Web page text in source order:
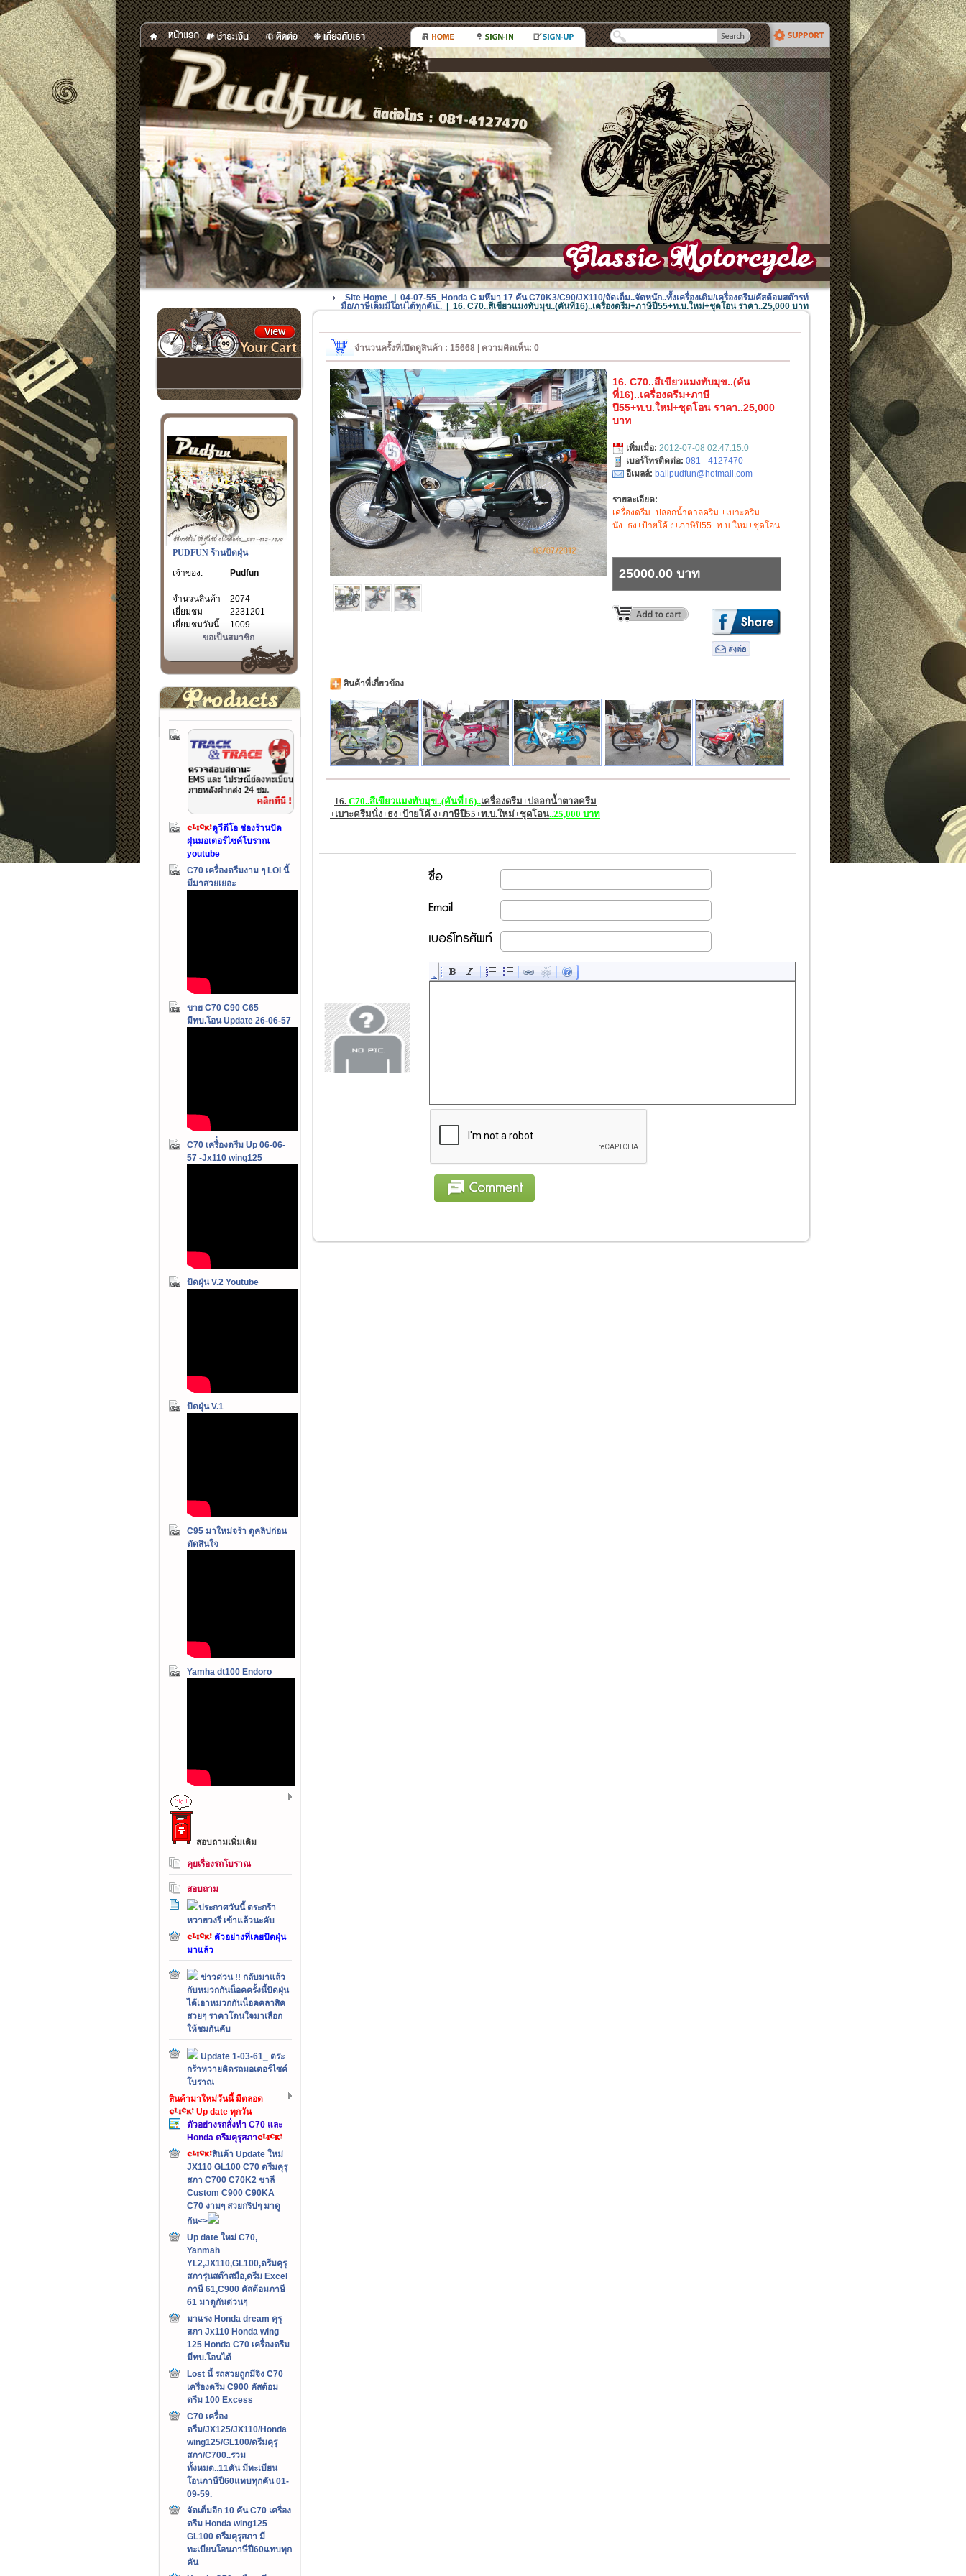
PUDFUN ร้านปัดฝุ่น
เจ้าของ:
Pudfun
จำนวนสินค้า
2074
เยี่ยมชม
2231201
เยี่ยมชมวันนี้
1009
ขอเป็นสมาชิก
ดูวีดีโอ ช่องร้านปัด
ฝุ่นมอเตอร์ไซค์โบราณ
youtube
C70 เครื่องดรีมงาม ๆ LOI นี้
มีมาสวยเยอะ
ขาย C70 C90 C65
มีทบ.โอน Update 26-06-57
C70 เครื่่องดรีม Up 06-06-
57 -Jx110 wing125
ปัดฝุ่น V.2 Youtube
ปัดฝุ่น V.1
C95 มาใหม่จร้า ดูคลิปก่อน
ตัดสินใจ
Yamha dt100 Endoro
สอบถามเพิ่มเติม
คุยเรื่องรถโบราณ
สอบถาม
ประกาศวันนี้ ตระกร้า
หวายวงรี เข้าแล้วนะคับ
ตัวอย่างที่เคยปัดฝุ่น
มาแล้ว
ข่าวด่วน !! กลับมาแล้ว
กับหมวกกันน็อคครั้งนี้ปัดฝุ่น
ได้เอาหมวกกันน็อคคลาสิค
สวยๆ ราคาโดนใจมาเลือก
ให้ชมกันคับ
Update 1-03-61_ ตระ
กร้าหวายติดรถมอเตอร์ไซค์
โบราณ
สินค้ามาใหม่วันนี้ มีตลอด
Up date ทุกวัน
ตัวอย่างรถสั่งทำ C70 และ
Honda ดรีมคุรุสภา
สินค้า Update ใหม่
JX110 GL100 C70 ดรีมคุรุ
สภา C700 C70K2 ชาลี
Custom C900 C90KA
C70 งามๆ สวยกริปๆ มาดู
กัน<>
Up date ใหม่ C70,
Yanmah
YL2,JX110,GL100,ดรีมคุรุ
สภารุ่นสต๊าสมือ,ดรีม Excel
ภาษี 61,C900 คัสต้อมภาษี
61 มาดูกันด่วนๆ
มาแรง Honda dream คุรุ
สภา Jx110 Honda wing
125 Honda C70 เครื่องดรีม
มีทบ.โอนได้
Lost นี้ รถสวยถูกมีจิง C70
เครื่องดรีม C900 คัสต้อม
ดรีม 100 Excess
C70 เครื่อง
ดรีม/JX125/JX110/Honda
wing125/GL100/ดรีมคุรุ
สภา/C700..รวม
ทั้งหมด..11คัน มีทะเบียน
โอนภาษีปี60แทบทุกคัน 01-
09-59.
จัดเต็มอีก 10 คัน C70 เครื่อง
ดรีม Honda wing125
GL100 ดรีมคุรุสภา มี
ทะเบียนโอนภาษีปี60แทบทุก
คัน
Site Home
04-07-55_Honda C มหึมา 17 คัน C70K3/C90/JX110/จัดเต็ม..จัดหนัก..ทั้งเครื่องเดิม/เครื่องดรีม/คัสต้อมสต๊ารท์
มือ/ภาษีเต็มมีโอนได้ทุกคัน..
16. C70..สีเขียวแมงทับมุข..(คันที่16)..เครื่องดรีม+ภาษีปี55+ท.บ.ใหม่+ชุดโอน ราคา..25,000 บาท
จำนวนครั้งที่เปิดดูสินค้า : 15668 | ความคิดเห็น: 0
16. C70..สีเขียวแมงทับมุข..(คัน
ที่16)..เครื่องดรีม+ภาษี
ปี55+ท.บ.ใหม่+ชุดโอน ราคา..25,000
บาท
เพิ่มเมื่อ: 2012-07-08 02:47:15.0
เบอร์โทรติดต่อ: 081 - 4127470
อีเมลล์: ballpudfun@hotmail.com
รายละเอียด:
เครื่องดรีม+ปลอกน้ำตาลครีม +เบาะครีม
นั่ง+ธง+ป้ายโค้ ง+ภาษีปี55+ท.บ.ใหม่+ชุดโอน
25000.00 บาท
สินค้าที่เกี่ยวข้อง
16. C70..สีเขียวแมงทับมุข..(คันที่16)..เครื่องดรีม+ปลอกน้ำตาลครีม
+เบาะครีมนั่ง+ธง+ป้ายโค้ ง+ภาษีปี55+ท.บ.ใหม่+ชุดโอน..25,000 บาท
ชื่อ
Email
เบอร์โทรศัพท์